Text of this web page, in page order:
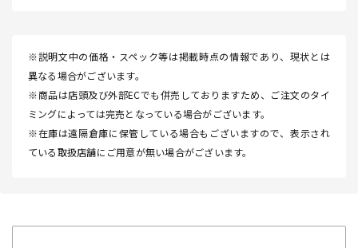
※説明文中の価格・スペック等は掲載時点の情報であり、現状とは
異なる場合がございます。
※商品は店頭及び外部ECでも併売しておりますため、ご注文のタイ
ミングによっては完売となっている場合がございます。
※在庫は遠隔倉庫に保管している場合もございますので、表示され
ている取扱店舗にご用意が無い場合がございます。